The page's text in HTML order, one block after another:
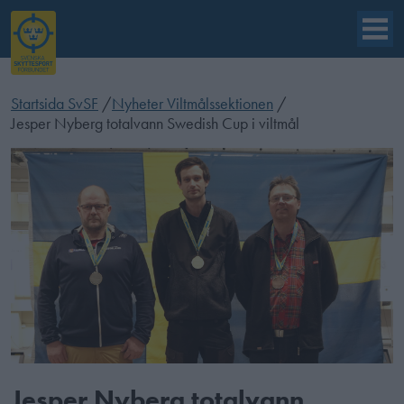
Startsida SvSF /Nyheter Viltmålssektionen /
Jesper Nyberg totalvann Swedish Cup i viltmål